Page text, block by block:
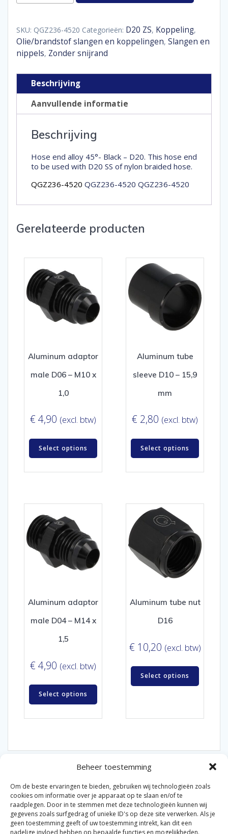
Beheer toestemming
Om de beste ervaringen te bieden, gebruiken wij technologieën zoals
cookies om informatie over je apparaat op te slaan en/of te
raadplegen. Door in te stemmen met deze technologieën kunnen wij
gegevens zoals surfgedrag of unieke ID's op deze site verwerken. Als je
geen toestemming geeft of uw toestemming intrekt, kan dit een
nadelige invloed hebben op bepaalde functies en mogelijkheden.
D20
aantal
SKU: QGZ236-4520 Categorieën: D20 ZS, Koppeling,
Olie/brandstof slangen en koppelingen, Slangen en
nippels, Zonder snijrand
Beschrijving
Aanvullende informatie
Beschrijving
Hose end alloy 45°- Black – D20. This hose end
to be used with D20 SS of nylon braided hose.
QGZ236-4520 QGZ236-4520 QGZ236-4520
Gerelateerde producten
Aluminum adaptor
male D06 – M10 x
1,0
€ 4,90 (excl. btw)
Select options
Aluminum tube
sleeve D10 – 15,9
mm
€ 2,80 (excl. btw)
Select options
Aluminum adaptor
male D04 – M14 x
1,5
€ 4,90 (excl. btw)
Select options
Aluminum tube nut
D16
€ 10,20 (excl. btw)
Select options
© 2026 Van der Bel Las en Radiateurenbedrijf.